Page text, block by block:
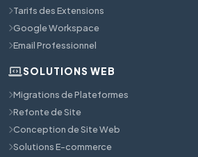
Tarifs des Extensions
Google Workspace
Email Professionnel
SOLUTIONS WEB
Migrations de Plateformes
Refonte de Site
Conception de Site Web
Solutions E-commerce